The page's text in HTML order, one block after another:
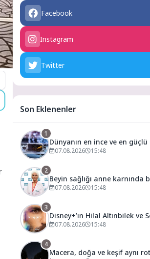
Facebook
Instagram
Twitter
Son Eklenenler
1
Dünyanın en ince ve en
amiral gemisi HONOR Magic
07.08.2026 15:48
2
Beyin sağlığı anne karnında
07.08.2026 15:48
3
Disney+’ın Hilal Altınbilek ve
Çayoğlu’nun Başrollerinde Yer
Uyandıran İlk Tanıtımı
07.08.2026 15:48
4
Macera, doğa ve keşif aynı